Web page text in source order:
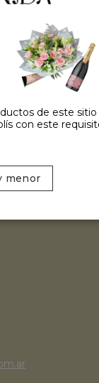
de este
con este